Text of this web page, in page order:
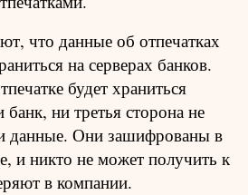
что данные об отпечатках
на серверах банков.
будет храниться
банк, ни третья сторона не
данные. Они зашифрованы в
и никто не может получить к
в компании.